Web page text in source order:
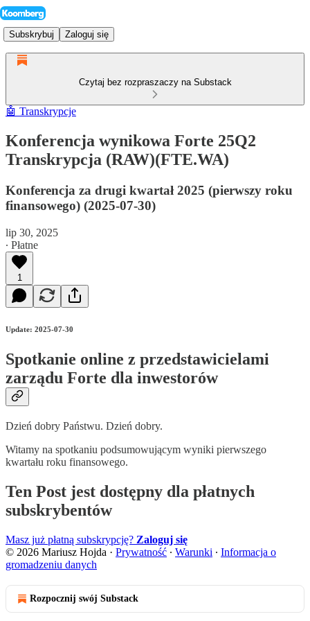
Subskrybuj Zaloguj się
Czytaj bez rozpraszaczy na Substack
🤖 Transkrypcje
Konferencja wynikowa Forte 25Q2
Transkrypcja (RAW)(FTE.WA)
Konferencja za drugi kwartał 2025 (pierwszy roku
finansowego) (2025-07-30)
lip 30, 2025
∙ Płatne
1
Update: 2025-07-30
Spotkanie online z przedstawicielami
zarządu Forte dla inwestorów
Dzień dobry Państwu. Dzień dobry.
Witamy na spotkaniu podsumowującym wyniki pierwszego
kwartału roku finansowego.
Ten Post jest dostępny dla płatnych
subskrybentów
Masz już płatną subskrypcję? Zaloguj się
© 2026 Mariusz Hojda · Prywatność ∙ Warunki ∙ Informacja o
gromadzeniu danych
Rozpocznij swój Substack